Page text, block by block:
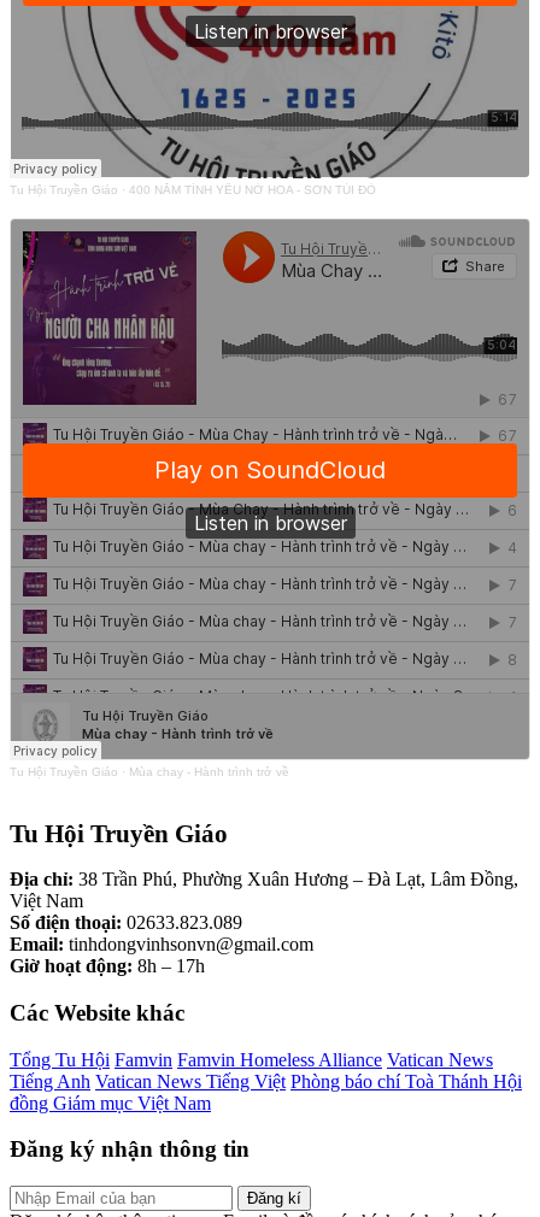
Tu Hội Truyền Giáo · 400 NĂM TÌNH YÊU NỞ HOA - SƠN TÚI ĐỎ
Tu Hội Truyền Giáo · Mùa chay - Hành trình trở về
Tu Hội Truyền Giáo
Địa chỉ: 38 Trần Phú, Phường Xuân Hương – Đà Lạt, Lâm Đồng,
Việt Nam
Số điện thoại: 02633.823.089
Email: tinhdongvinhsonvn@gmail.com
Giờ hoạt động: 8h – 17h
Các Website khác
Tổng Tu Hội Famvin Famvin Homeless Alliance Vatican News
Tiếng Anh Vatican News Tiếng Việt Phòng báo chí Toà Thánh Hội
đồng Giám mục Việt Nam
Đăng ký nhận thông tin
Đăng kí